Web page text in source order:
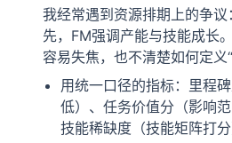
我经常遇到资源排期上的争
先，FM强调产能与技能成长
容易失焦，也不清楚如何定义“
用统一口径的指标：里程
低）、任务价值分（影响范
技能稀缺度（技能矩阵打分